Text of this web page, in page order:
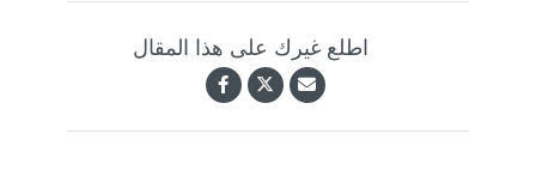
اطلع غيرك على هذا المقال